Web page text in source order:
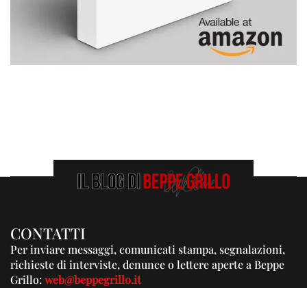
CONTATTI
Per inviare messaggi, comunicati stampa, segnalazioni,
richieste di interviste, denunce o lettere aperte a Beppe
Grillo:web@beppegrillo.it